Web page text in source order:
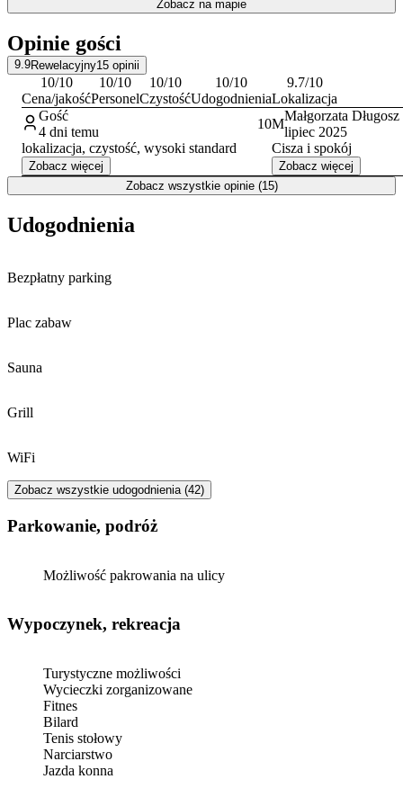
Tatrzańskiej, co czyni ją dogodną bazą dla miłośników sportów
Stacja Narciarska Rusiń-Ski. W okolicy warto odwiedzić także
kompleks basenów termalnych Termy Bukovina oraz obiekty
kulturalne, takie jak Dom Ludowy. Aktywny wypoczynek
urozmaici wizyta w Górskim Ośrodku Jeździeckim.
Zobacz na mapie
Opinie gości
9.9Rewelacyjny15 opinii
10/10
Cena/jakość
10/10
Personel
10/10
Czystość
10/10
Udogodnienia
9.7/10
Lokalizacja
Gość
4 dni temu
10
lokalizacja, czystość, wysoki standard
Zobacz więcej
M
Małgorzata Długosz
lipiec 2025
Cisza i spokój
Zobacz więcej
Zobacz wszystkie opinie (15)
Udogodnienia
Bezpłatny parking
Plac zabaw
Sauna
Grill
WiFi
Zobacz wszystkie udogodnienia (42)
Parkowanie, podróż
Możliwość pakrowania na ulicy
Wypoczynek, rekreacja
Turystyczne możliwości
Wycieczki zorganizowane
Fitnes
Bilard
Tenis stołowy
Narciarstwo
Jazda konna